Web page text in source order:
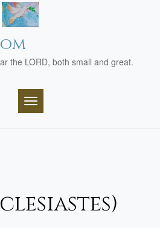
the LORD, both small and great.
TOGGLE NAVIGATION